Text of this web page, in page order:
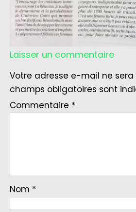
Laisser un commentaire
Votre adresse e-mail ne sera
champs obligatoires sont
Commentaire *
Nom *